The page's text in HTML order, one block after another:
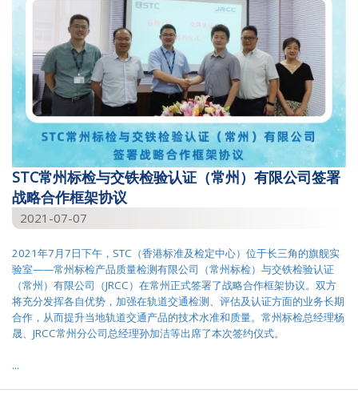
STC常州标检与交铁检验认证（常州）有限公司签署
战略合作框架协议
2021-07-07
2021年7月7日下午，STC（香港标准及检定中心）位于长三角的旗舰实
验室——常州标检产品质量检测有限公司（常州标检）与交铁检验认证
（常州）有限公司（JRCC）在常州正式签署了战略合作框架协议。双方
将充分发挥各自优势，加强在轨道交通检测、评估及认证方面的业务长期
合作，从而提升当地轨道交通产品的技术水准和质量。常州标检总经理杨
晟、JRCC常州分公司总经理孙加洁等出席了本次签约仪式。
...